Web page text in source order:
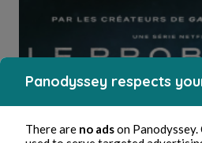
Panodyssey respects
There are no adson